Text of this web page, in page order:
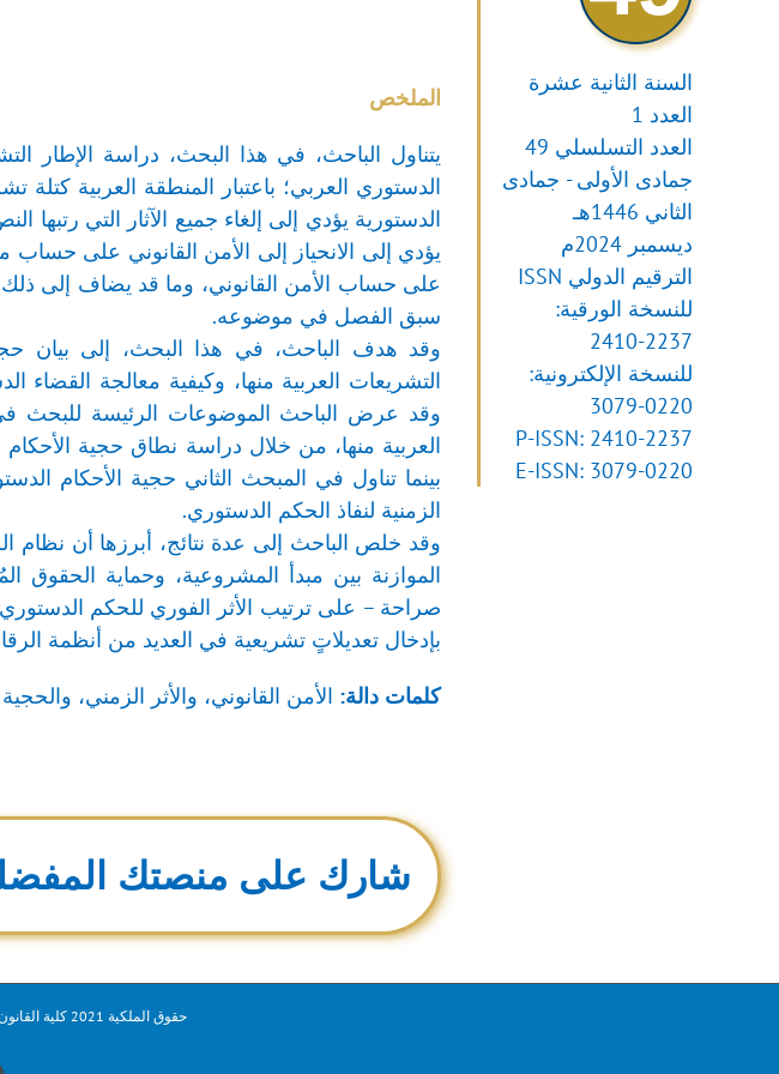
الملخص
يتناول الباحث، في هذا البحث، دراسة الإطار
الدستوري العربي؛ باعتبار المنطقة العربية كتلة
الدستورية يؤدي إلى إلغاء جميع الآثار التي
يؤدي إلى الانحياز إلى الأمن القانوني على حساب
على حساب الأمن القانوني، وما قد يضاف إلى
سبق الفصل في موضوعه.
وقد هدف الباحث، في هذا البحث، إلى بيان
التشريعات العربية منها، وكيفية معالجة
وقد عرض الباحث الموضوعات الرئيسة للبحث في
العربية منها، من خلال دراسة نطاق حجية
بينما تناول في المبحث الثاني حجية الأحكام
الزمنية لنفاذ الحكم الدستوري.
وقد خلص الباحث إلى عدة نتائج، أبرزها أن نظام
الموازنة بين مبدأ المشروعية، وحماية الحقوق
صراحة – على ترتيب الأثر الفوري للحكم
بإدخال تعديلاتٍ تشريعية في العديد من أنظمة
كلمات دالة: الأمن القانوني، والأثر الزمني،
شارك على منصتك
السنة الثانية عشرة
العدد 1
العدد التسلسلي 49
جمادى الأولى - جمادى
الثاني 1446هـ
ديسمبر 2024م
الترقيم الدولي ISSN
للنسخة الورقية:
2410-2237
للنسخة الإلكترونية:
3079-0220
P-ISSN: 2410-2237
E-ISSN: 3079-0220
حقوق الملكية 2021 كلية القانون الكويتية العالمية | جميع الحقوق محفوظة